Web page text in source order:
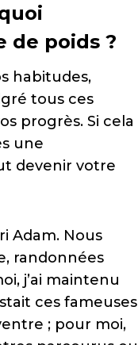
de poids ?
habitudes,
tous ces
progrès. Si cela
une
devenir votre
Adam. Nous
randonnées
j’ai maintenu
ces fameuses
; pour moi,